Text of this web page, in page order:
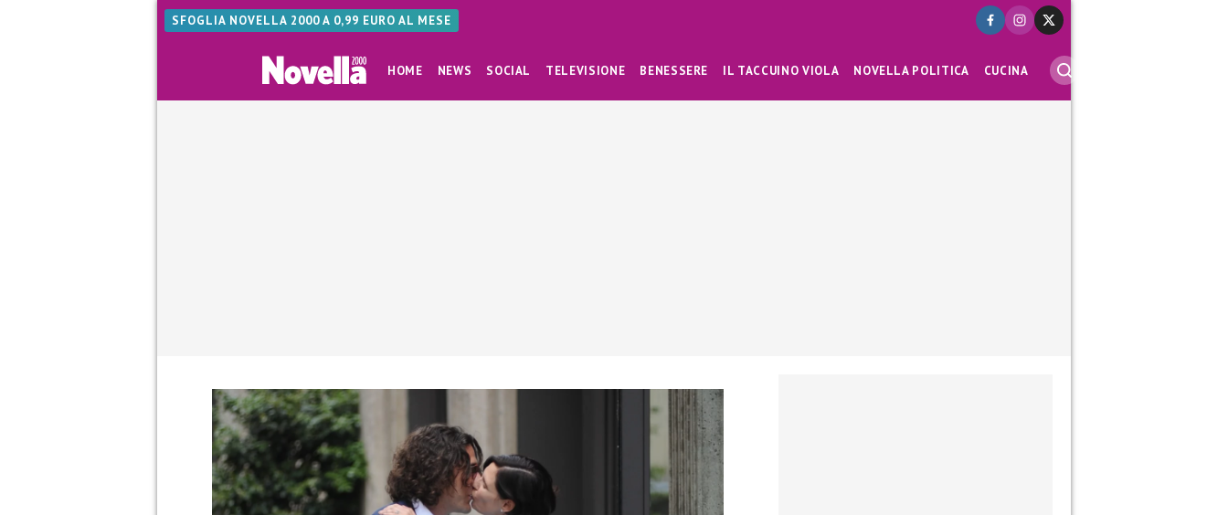
SFOGLIA NOVELLA 2000 A 0,99 EURO AL MESE
HOME NEWS SOCIAL TELEVISIONE BENESSERE IL TACCUINO VIOLA NOVELLA POLITICA CUCINA